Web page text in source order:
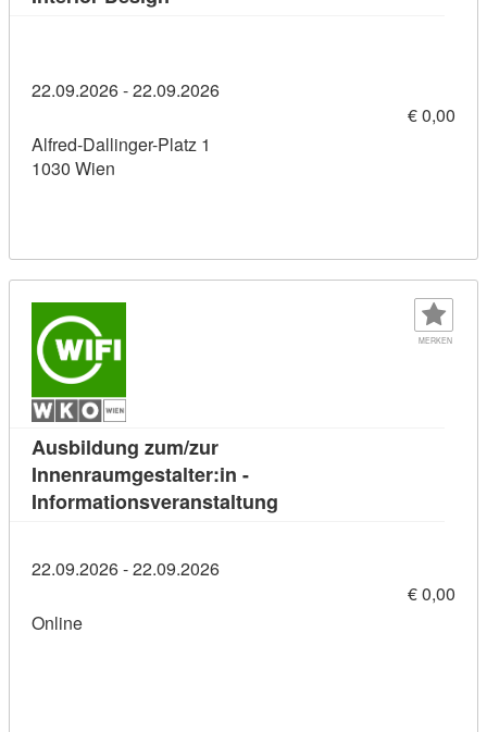
22.09.2026 - 22.09.2026
€ 0,00
Alfred-Dallinger-Platz 1
1030 Wien
MERKEN
Ausbildung zum/zur
Innenraumgestalter:in -
Informationsveranstaltung
22.09.2026 - 22.09.2026
€ 0,00
Online